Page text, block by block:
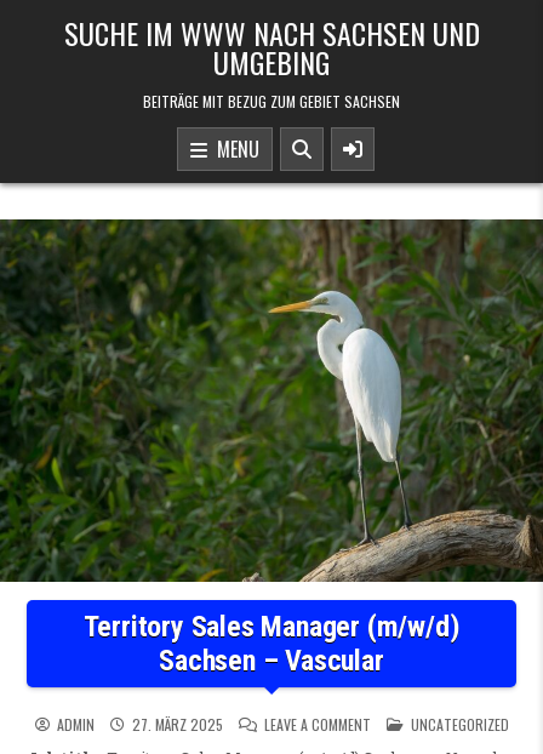
SUCHE IM WWW NACH SACHSEN UND
UMGEBING
BEITRÄGE MIT BEZUG ZUM GEBIET SACHSEN
MENU
Territory Sales Manager (m/w/d)
Sachsen – Vascular
ADMIN 27. MÄRZ 2025 LEAVE A COMMENTON TERRITORY SALES
POSTED IN
UNCATEGORIZED